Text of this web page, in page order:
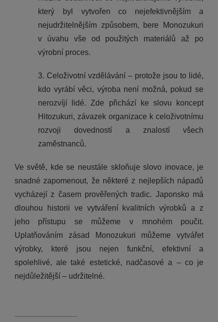
který byl vytvořen co nejefektivnějším a
nejudržitelnějším způsobem, bere Monozukuri
v úvahu vše od použitých materiálů až po
výrobní proces.
3. Celoživotní vzdělávání – protože jsou to lidé,
kdo vyrábí věci, výroba není možná, pokud se
nerozvíjí lidé. Zde přichází ke slovu koncept
Hitozukuri, závazek organizace k celoživotnímu
rozvoji dovedností a znalostí všech
zaměstnanců.
Ve světě, kde se neustále skloňuje slovo inovace, je
snadné zapomenout, že některé z nejlepších nápadů
vycházejí z časem prověřených tradic. Japonsko má
dlouhou historii ve vytváření kvalitních výrobků a z
jeho přístupu se můžeme v mnohém poučit.
Uplatňováním zásad Monozukuri můžeme vytvářet
výrobky, které jsou nejen funkční, efektivní a
spolehlivé, ale také estetické, nadčasové a – co je
nejdůležitější – udržitelné.